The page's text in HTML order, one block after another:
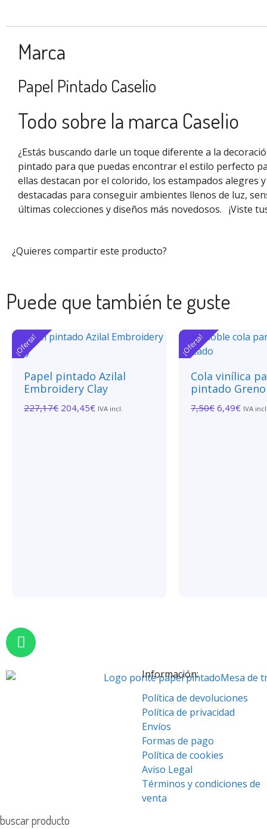
Marca
Papel Pintado Caselio
Todo sobre la marca Caselio
¿Estás buscando darle un toque diferente a la
pintado para que puedas encontrar el estilo perfecto
ellas destacan por el colorido, los estampados alegres
destacadas para conseguir ambientes llenos de luz,
últimas colecciones y diseños más novedosos. ¡Viste
¿Quieres compartir este producto?
Puede que también te guste
¡Oferta!
Papel pintado Azilal
Embroidery Clay
227,17€ 204,45€ IVA incl.
¡Oferta!
Cola vinílica
pintado
7,50€ 6,49€ IVA incl.
Información:
Política de devoluciones
Política de privacidad
Envíos
Formas de pago
Política de cookies
Aviso Legal
Términos y condiciones de
venta
buscar producto